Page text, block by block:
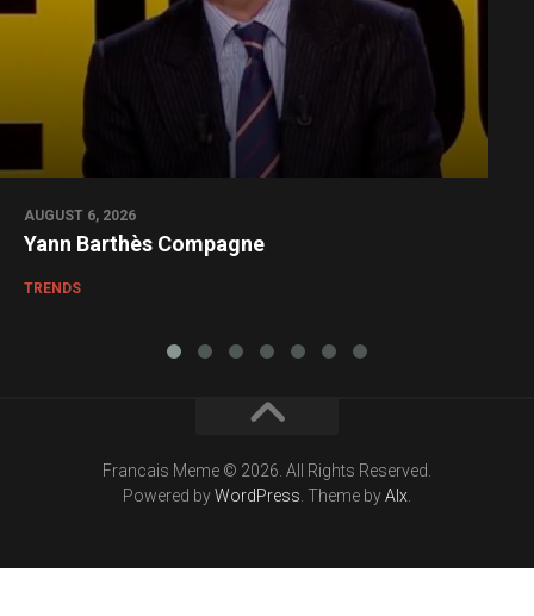
AUGUST 6, 2026
Yann Barthès Compagne
TRENDS
Francais Meme © 2026. All Rights Reserved.
Powered byWordPress . Theme byAlx